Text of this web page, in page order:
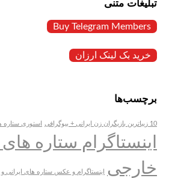
تبلیغات متنی
Buy Telegram Members
خرید بک لینک ارزان
برچسب‌ها
10 زیباترین بازیگران زن ایرانی + بیوگرافی استوری ستاره
اینستاگرام ستاره های
خارجی
اینستاگرام و عکس ستاره های ایرانی